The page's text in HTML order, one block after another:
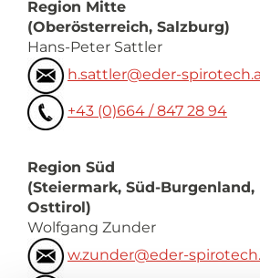
Region Mitte
(Oberösterreich, Salzburg)
Hans-Peter Sattler
h.sattler@eder-
+43 (0)664 / 847 28 94
Region Süd
(Steiermark, Süd-Burgenland,
Osttirol)
Wolfgang Zunder
w.zunder@eder-